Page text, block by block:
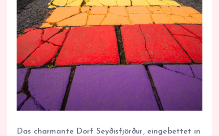
Das charmante Dorf Seyðisfjörður, eingebettet in